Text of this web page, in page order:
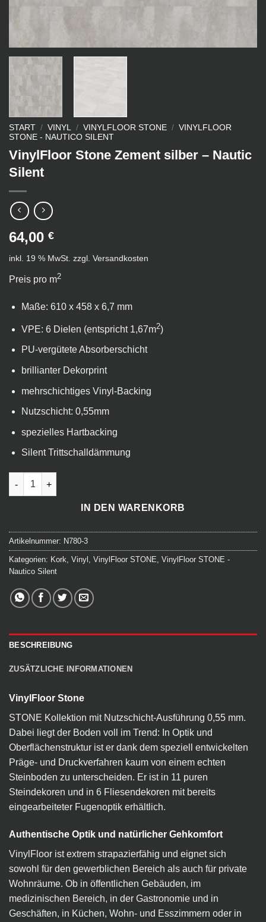
START / VINYL / VINYLFLOOR STONE / VINYLFLOOR
STONE - NAUTICO SILENT
VinylFloor Stone Zement silber – Nautic
Silent
64,00 €
inkl. 19 % MwSt. zzgl. Versandkosten
Preis pro m2
Maße: 610 x 458 x 6,7 mm
VPE: 6 Dielen (entspricht 1,67m2)
PU-vergütete Absorberschicht
brillianter Dekorprint
mehrschichtiges Vinyl-Backing
Nutzschicht: 0,55mm
spezielles Hartbacking
Silent Trittschalldämmung
VinylFloor Stone Zement silber - Nautic Silent Menge
IN DEN WARENKORB
Artikelnummer: N780-3
Kategorien: Kork, Vinyl , VinylFloor STONE, VinylFloor STONE -
Nautico Silent
BESCHREIBUNG
ZUSÄTZLICHE INFORMATIONEN
VinylFloor Stone
STONE Kollektion mit Nutzschicht-Ausführung 0,55 mm.
Dabei liegt der Boden voll im Trend: In Optik und
Oberflächenstruktur ist er dank dem speziell entwickelten
Präge- und Druckverfahren kaum von einem echten
Steinboden zu unterscheiden. Er ist in 11 puren
Steindekoren und in 6 Fliesendekoren mit bereits
eingearbeiteter Fugenoptik erhältlich.
Authentische Optik und natürlicher Gehkomfort
VinylFloor ist extrem strapazierfähig und eignet sich
sowohl für den gewerblichen Bereich als auch für private
Wohnräume. Ob in öffentlichen Gebäuden, im
medizinischen Bereich, in der Gastronomie und in
Geschäften, in Küchen, Wohn- und Esszimmern oder in